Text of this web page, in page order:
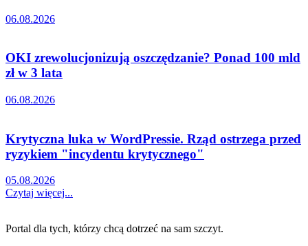
06.08.2026
OKI zrewolucjonizują oszczędzanie? Ponad 100 mld
zł w 3 lata
06.08.2026
Krytyczna luka w WordPressie. Rząd ostrzega przed
ryzykiem "incydentu krytycznego"
05.08.2026
Czytaj więcej...
Portal dla tych, którzy chcą dotrzeć na sam szczyt.